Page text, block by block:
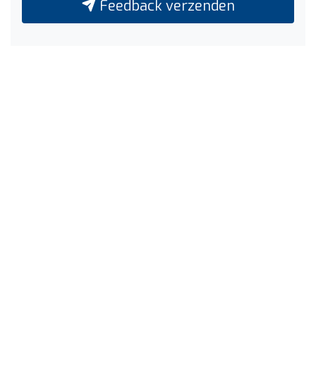
Feedback verzenden